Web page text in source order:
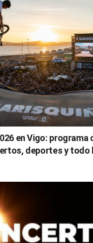
en Vigo: programa
deportes y todo